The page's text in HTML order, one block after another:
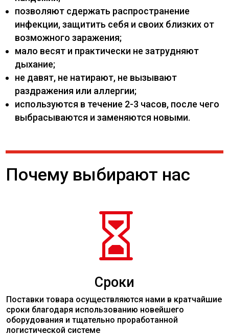
позволяют сдержать распространение
инфекции, защитить себя и своих близких от
возможного заражения;
мало весят и практически не затрудняют
дыхание;
не давят, не натирают, не вызывают
раздражения или аллергии;
используются в течение 2-3 часов, после чего
выбрасываются и заменяются новыми.
Почему выбирают нас

Сроки
Поставки товара осуществляются нами в кратчайшие
сроки благодаря использованию новейшего
оборудования и тщательно проработанной
логистической системе